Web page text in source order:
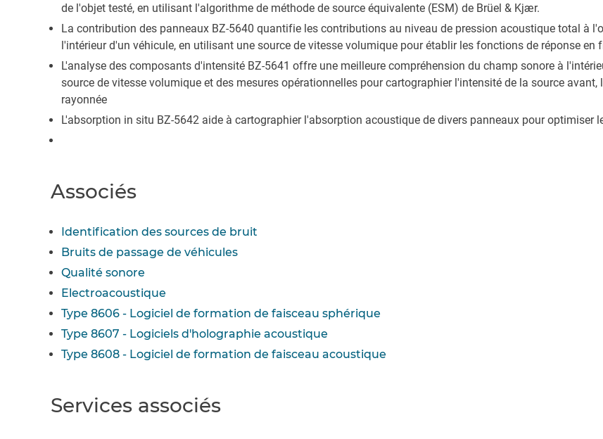
de l'objet testé, en utilisant l'algorithme de méthode de source équivalente (ESM) de Brüel & Kjær.
La contribution des panneaux BZ-5640 quantifie les contributions au niveau de pression acoustique total à
l'intérieur d'un véhicule, en utilisant une source de vitesse volumique pour établir les fonctions de réponse en
L'analyse des composants d'intensité BZ-5641 offre une meilleure compréhension du champ sonore à
source de vitesse volumique et des mesures opérationnelles pour cartographier l'intensité de la source
rayonnée
L'absorption in situ BZ-5642 aide à cartographier l'absorption acoustique de divers panneaux pour optimiser
Associés
Identification des sources de bruit
Bruits de passage de véhicules
Qualité sonore
Electroacoustique
Type 8606 - Logiciel de formation de faisceau sphérique
Type 8607 - Logiciels d'holographie acoustique
Type 8608 - Logiciel de formation de faisceau acoustique
Services associés